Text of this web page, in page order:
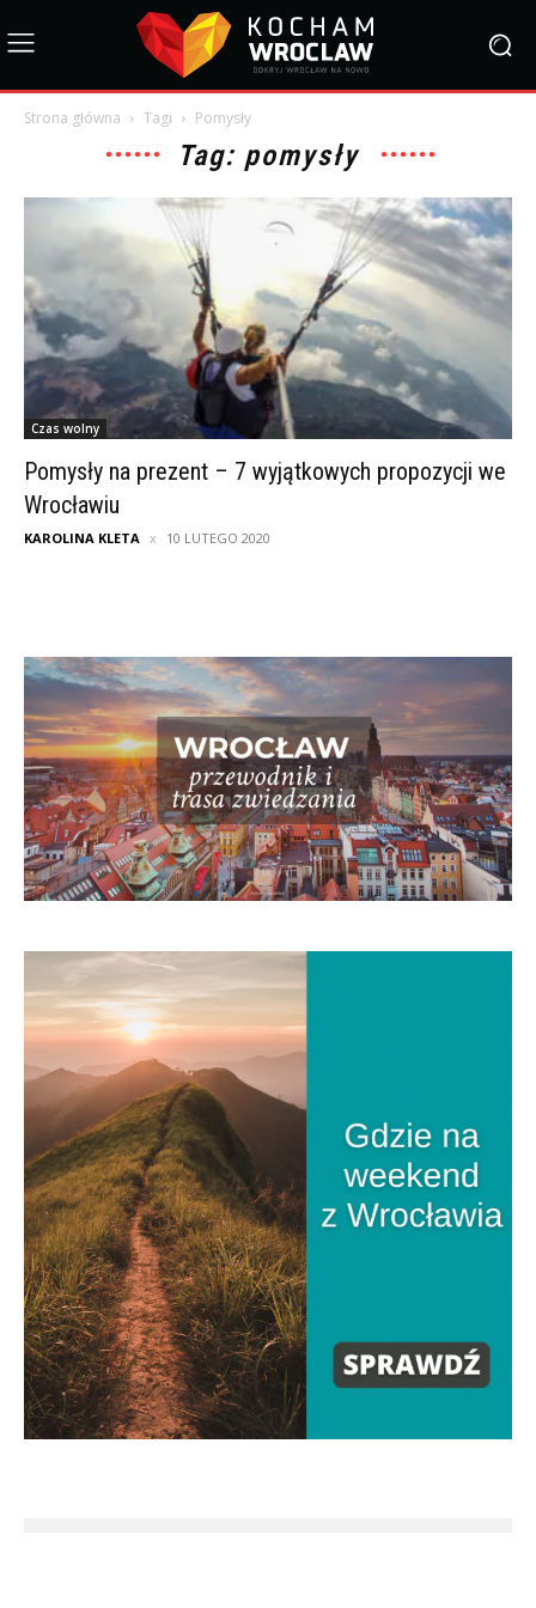
Strona główna Tagi Pomysły
Tag: pomysły
Czas wolny
Pomysły na prezent – 7 wyjątkowych propozycji we
Wrocławiu
KAROLINA KLETA 10 LUTEGO 2020